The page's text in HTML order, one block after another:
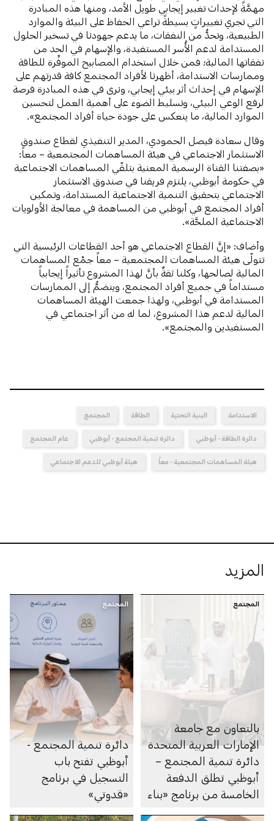
مهمَّةً لإحداث تغيير إيجابي طويل الأمد، ومنها هذه المبادرة
التي تجري تغييراتٍ بسيطةً تراعي الحفاظ على البيئة والموارد
الطبيعية، وتحدُّ من النفقات، ما يدعم جهودنا في تسخير الحلول
المستدامة لدعم الأُسر المستفيدة، والإسهام في الحد من
نفقاتها المالية؛ فمن خلال استخدام المصابيح الموفِّرة للطاقة
وممارسات الاستدامة، أظهرنا لأفراد المجتمع كافة قدرتهم على
الإسهام في إحداث أثر بيئي إيجابي، ونرى في هذه المبادرة فرصة
لرفع الوعي البيئي، وتسليط الضوء على أهمية العمل لتحسين
الموارد المالية، ما ينعكس على جودة حياة أفراد المجتمع».
وقال سعادة فيصل الحمودي، المدير التنفيذي لقطاع صندوق
الاستثمار الاجتماعي في هيئة المساهمات المجتمعية – معاً:
«بصفتنا القناة الرسمية المعنية بتلقّي المساهمات الاجتماعية
في حكومة أبوظبي، يلتزم فريقنا في صندوق الاستثمار
الاجتماعي بتحقيق التنمية الاجتماعية المستدامة، وتمكين
أفراد المجتمع في أبوظبي من المساهمة في معالجة الأولويات
الاجتماعية الملحَّة».
وأضاف: «إنَّ القطاع الاجتماعي هو أحد القطاعات الرئيسية التي
تتولّى هيئة المساهمات المجتمعية – معاً جمْع المساهمات
المالية لصالحها، وكلنا ثقةٌ بأنَّ لهذا المشروع تأثيراً إيجابياً
مستداماً في جميع أفراد المجتمع، وينضمُّ إلى الممارسات
المستدامة في أبوظبي، ولهذا جمعت الهيئة المساهمات
المالية لدعم هذا المشروع، لما له من أثر اجتماعي في
المستفيدين والمجتمع».
الاستدامة البنية التحتية الطاقة المجتمع
دائرة الطاقة - أبوظبي دائرة تنمية المجتمع - أبوظبي عام المجتمع
هيئة المساهمات المجتمعية - معاً هيئة أبوظبي للدعم الاجتماعي
المزيد
المجتمع
بالتعاون مع جامعة
الإمارات العربية المتحدة
دائرة تنمية المجتمع –
أبوظبي تطلق الدفعة
الخامسة من برنامج «بناء
المجتمع
دائرة تنمية المجتمع -
أبوظبي تفتح باب
التسجيل في برنامج
«قدوتي»